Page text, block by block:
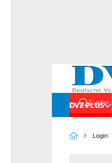
DVZ PLUS
Suche
Login